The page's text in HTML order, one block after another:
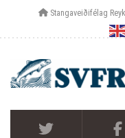
Stangaveiðifélag